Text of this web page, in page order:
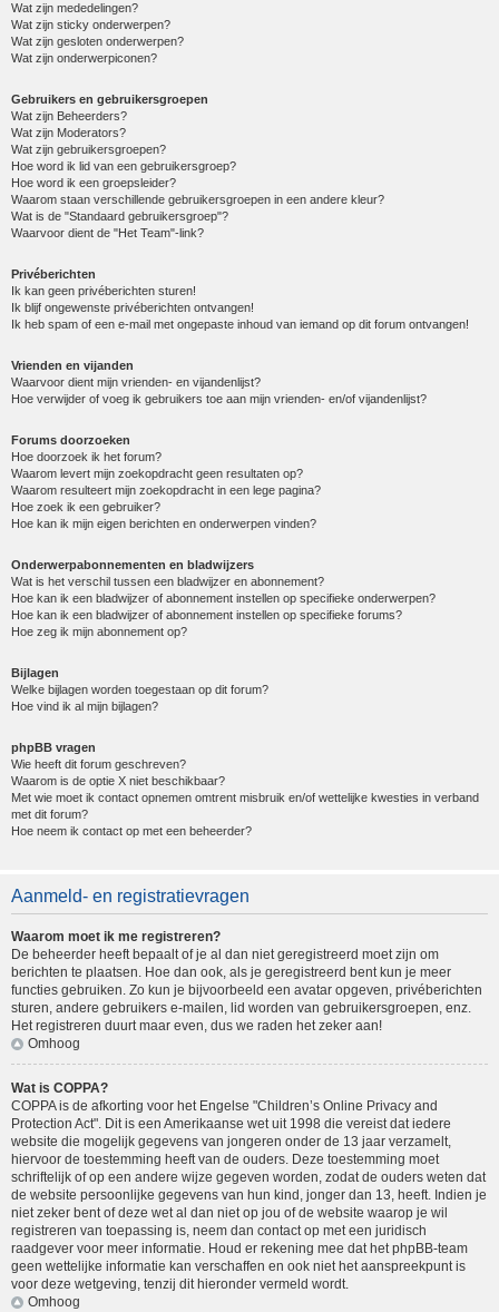
Wat zijn mededelingen?
Wat zijn sticky onderwerpen?
Wat zijn gesloten onderwerpen?
Wat zijn onderwerpiconen?
Gebruikers en gebruikersgroepen
Wat zijn Beheerders?
Wat zijn Moderators?
Wat zijn gebruikersgroepen?
Hoe word ik lid van een gebruikersgroep?
Hoe word ik een groepsleider?
Waarom staan verschillende gebruikersgroepen in een andere kleur?
Wat is de "Standaard gebruikersgroep"?
Waarvoor dient de "Het Team"-link?
Privéberichten
Ik kan geen privéberichten sturen!
Ik blijf ongewenste privéberichten ontvangen!
Ik heb spam of een e-mail met ongepaste inhoud van iemand op dit forum ontvangen!
Vrienden en vijanden
Waarvoor dient mijn vrienden- en vijandenlijst?
Hoe verwijder of voeg ik gebruikers toe aan mijn vrienden- en/of vijandenlijst?
Forums doorzoeken
Hoe doorzoek ik het forum?
Waarom levert mijn zoekopdracht geen resultaten op?
Waarom resulteert mijn zoekopdracht in een lege pagina?
Hoe zoek ik een gebruiker?
Hoe kan ik mijn eigen berichten en onderwerpen vinden?
Onderwerpabonnementen en bladwijzers
Wat is het verschil tussen een bladwijzer en abonnement?
Hoe kan ik een bladwijzer of abonnement instellen op specifieke onderwerpen?
Hoe kan ik een bladwijzer of abonnement instellen op specifieke forums?
Hoe zeg ik mijn abonnement op?
Bijlagen
Welke bijlagen worden toegestaan op dit forum?
Hoe vind ik al mijn bijlagen?
phpBB vragen
Wie heeft dit forum geschreven?
Waarom is de optie X niet beschikbaar?
Met wie moet ik contact opnemen omtrent misbruik en/of wettelijke kwesties in verband
met dit forum?
Hoe neem ik contact op met een beheerder?
Aanmeld- en registratievragen
Waarom moet ik me registreren?
De beheerder heeft bepaalt of je al dan niet geregistreerd moet zijn om
berichten te plaatsen. Hoe dan ook, als je geregistreerd bent kun je meer
functies gebruiken. Zo kun je bijvoorbeeld een avatar opgeven, privéberichten
sturen, andere gebruikers e-mailen, lid worden van gebruikersgroepen, enz.
Het registreren duurt maar even, dus we raden het zeker aan!
Omhoog
Wat is COPPA?
COPPA is de afkorting voor het Engelse "Children’s Online Privacy and
Protection Act". Dit is een Amerikaanse wet uit 1998 die vereist dat iedere
website die mogelijk gegevens van jongeren onder de 13 jaar verzamelt,
hiervoor de toestemming heeft van de ouders. Deze toestemming moet
schriftelijk of op een andere wijze gegeven worden, zodat de ouders weten dat
de website persoonlijke gegevens van hun kind, jonger dan 13, heeft. Indien je
niet zeker bent of deze wet al dan niet op jou of de website waarop je wil
registreren van toepassing is, neem dan contact op met een juridisch
raadgever voor meer informatie. Houd er rekening mee dat het phpBB-team
geen wettelijke informatie kan verschaffen en ook niet het aanspreekpunt is
voor deze wetgeving, tenzij dit hieronder vermeld wordt.
Omhoog